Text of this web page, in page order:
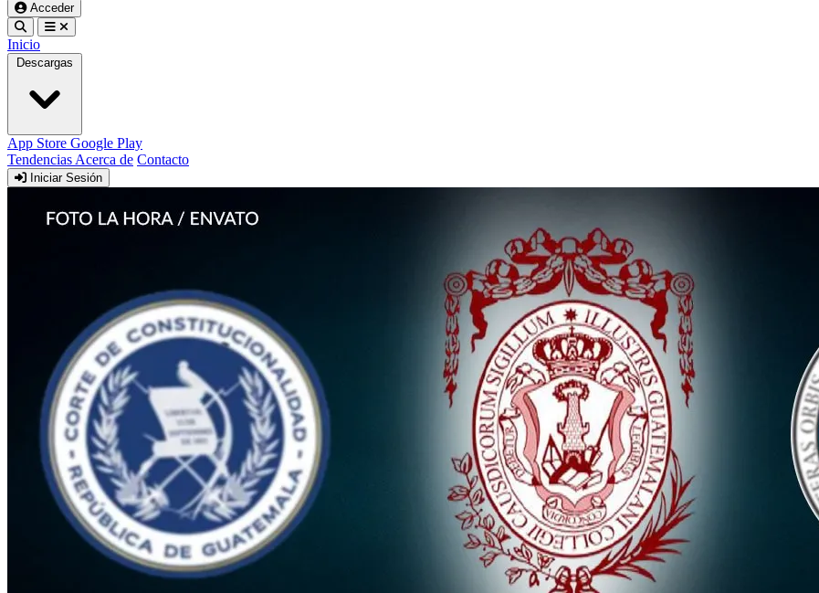
Acceder
Inicio
Descargas
App Store Google Play
Tendencias Acerca de Contacto
Iniciar Sesión